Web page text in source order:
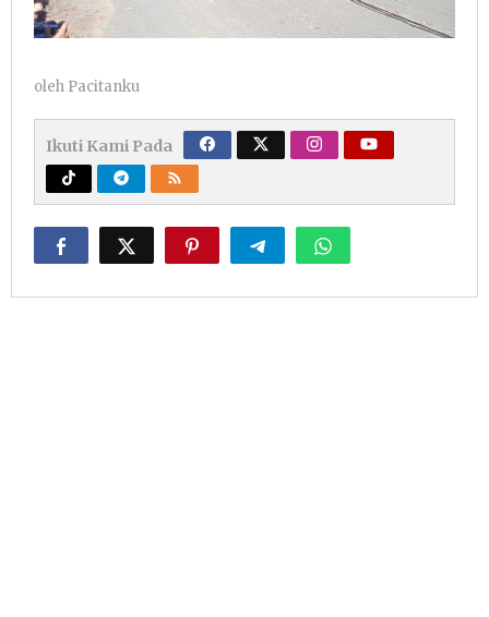
oleh Pacitanku
Ikuti Kami Pada